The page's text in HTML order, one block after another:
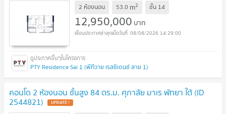
2 ห้องนอน 53.0 m2 ชั้น 14
12,950,000 บาท
08/08/2026 14:29:00
PTY Residence Sai 1 (พีทีวาย เรสซิเดนซ์ สาย 1)
คอนโด 2 ห้องนอน ชั้นสูง 84 ตร.ม. ศุภาลัย มาเร พัทยา ใต้ (ID
2544821) UPDATE !